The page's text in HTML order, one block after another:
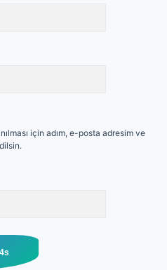
için adım, e-posta adresim ve